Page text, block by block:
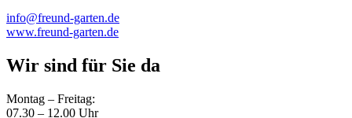
info@freund-garten.de
www.freund-garten.de
Wir sind für Sie da
Montag – Freitag:
07.30 – 12.00 Uhr